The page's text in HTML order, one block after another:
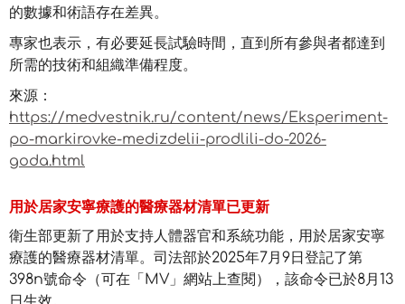
的數據和術語存在差異。
專家也表示，有必要延長試驗時間，直到所有參與者都達到
所需的技術和組織準備程度。
來源：
https://medvestnik.ru/content/news/Eksperiment-
po-markirovke-medizdelii-prodlili-do-2026-
goda.html
用於居家安寧療護的醫療器材清單已更新
衛生部更新了用於支持人體器官和系統功能，用於居家安寧
療護的醫療器材清單。司法部於2025年7月9日登記了第
398n號命令（可在「MV」網站上查閱），該命令已於8月13